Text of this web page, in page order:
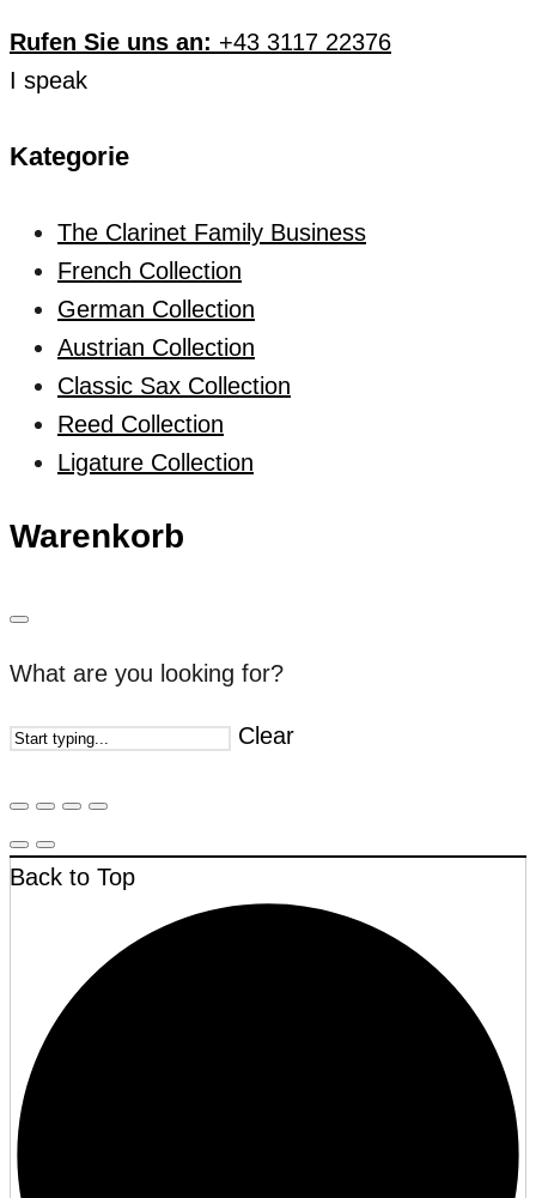
Rufen Sie uns an: +43 3117 22376
I speak
Kategorie
The Clarinet Family Business
French Collection
German Collection
Austrian Collection
Classic Sax Collection
Reed Collection
Ligature Collection
Warenkorb
What are you looking for?
Clear
Back to Top